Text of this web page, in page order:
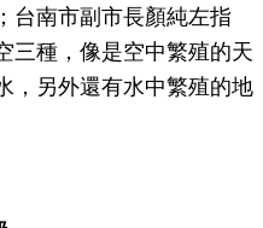
台南市副市長顏純左指
三種，像是空中繁殖的天
，另外還有水中繁殖的地